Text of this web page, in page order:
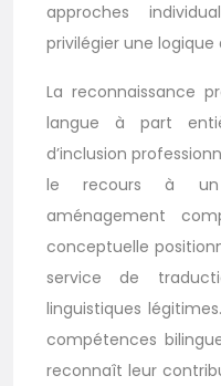
approches
privilégier une logique
La reconnaissance
langue à part
d’inclusion
le recours à un
aménagement
conceptuelle
service de
linguistiques
compétences
reconnaît leur